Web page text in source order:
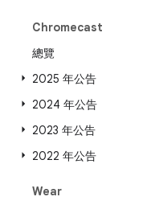
Chromecast
總覽
2025 年公告
2024 年公告
2023 年公告
2022 年公告
Wear